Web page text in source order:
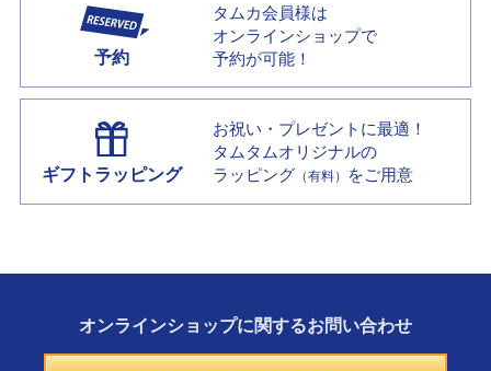
予約
タムカ会員様は
オンラインショップで
予約が可能！
ギフトラッピング
お祝い・プレゼントに最適！
タムタムオリジナルの
ラッピング （有料） をご用意
オンラインショップに関するお問い合わせ